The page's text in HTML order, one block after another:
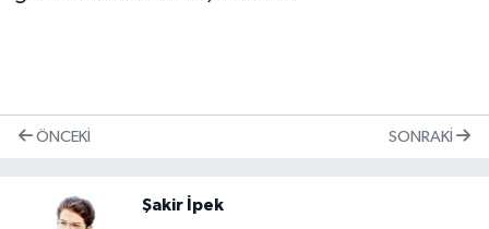
ÖNCEKI SONRAKI
Şakir İpek